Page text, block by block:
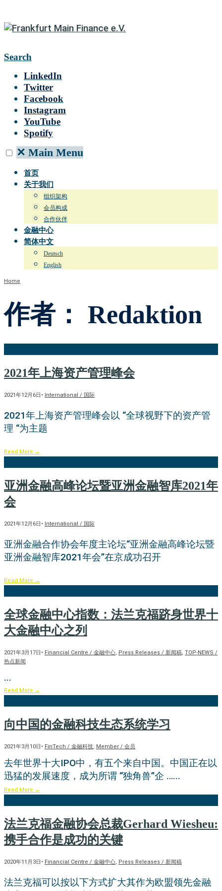
Search
LinkedIn
Twitter
Facebook
Instagram
YouTube
Spotify
✕ Main Menu
首页
关于我们
组织架构
会员构成
合作伙伴
金融中心
简体中文
Deutsch
English
Home
作者： Redaktion
2021年上海资产管理峰会
2021年12月6日 • International / 国际
2021年上海资产管理峰会以 “全球视野下的资产管
理 “为主题
Read More →
亚洲金融高峰论坛暨亚洲金融智库2021年
会
2021年12月6日 • International / 国际
亚洲金融合作协会年度主论坛“亚洲金融高峰论坛暨
亚洲金融智库2021年会”在京成功召开
Read More →
全球金融中心指数：法兰克福跻身世界十
大金融中心之列
2021年3月17日 • Financial Centre / 金融中心, Press Releases / 新闻稿, TOP-NEWS /
热点新闻
...
Read More →
向中国的金融科技生态系统学习
2021年3月10日 • FinTech / 金融科技, Member / 会员
去年世界十大IPO中，有五个来自中国。中国正在以
迅猛的发展速度，成为所谓 “独角兽”企 …...
Read More →
法兰克福金融协会总裁Gerhard Wiesheu:
携手合作是成功的关键
2020年11月3日 • Financial Centre / 金融中心 Press Releases / 新闻稿
法兰克福可以按以下方式扩大其作为欧盟领先金融